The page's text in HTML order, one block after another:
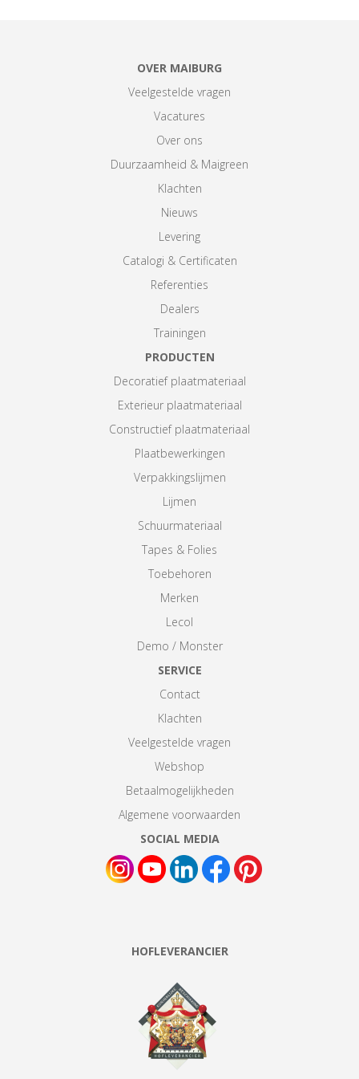
OVER MAIBURG
Veelgestelde vragen
Vacatures
Over ons
Duurzaamheid & Maigreen
Klachten
Nieuws
Levering
Catalogi & Certificaten
Referenties
Dealers
Trainingen
PRODUCTEN
Decoratief plaatmateriaal
Exterieur plaatmateriaal
Constructief plaatmateriaal
Plaatbewerkingen
Verpakkingslijmen
Lijmen
Schuurmateriaal
Tapes & Folies
Toebehoren
Merken
Lecol
Demo / Monster
SERVICE
Contact
Klachten
Veelgestelde vragen
Webshop
Betaalmogelijkheden
Algemene voorwaarden
SOCIAL MEDIA
HOFLEVERANCIER